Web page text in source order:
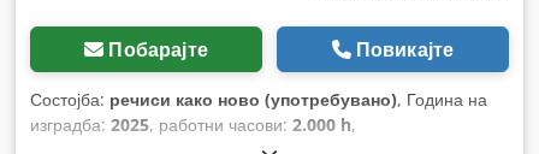
Побарајте Повикајте
Состојба: речиси како ново (употребувано), Година на
изградба: 2025, работни часови: 2.000 h,